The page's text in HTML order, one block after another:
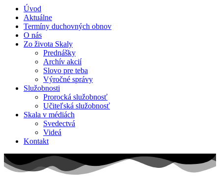
Úvod
Aktuálne
Termíny duchovných obnov
O nás
Zo života Skaly
Prednášky
Archív akcií
Slovo pre teba
Výročné správy
Služobnosti
Prorocká služobnosť
Učiteľská služobnosť
Skala v médiách
Svedectvá
Videá
Kontakt